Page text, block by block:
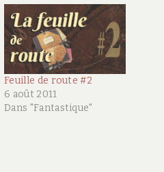
Feuille de route #2
6 août 2011
Dans "Fantastique"